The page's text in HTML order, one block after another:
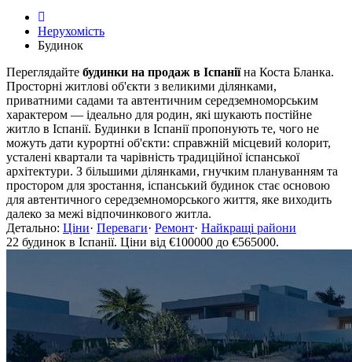
Нерухомість
Будинок
Переглядайте будинки на продаж в Іспаніїна Коста Бланка.
Просторні житлові об'єкти з великими ділянками,
приватними садами та автентичним середземноморським
характером — ідеально для родин, які шукають постійне
житло в Іспанії. Будинки в Іспанії пропонують те, чого не
можуть дати курортні об'єкти: справжній місцевий колорит,
усталені квартали та чарівність традиційної іспанської
архітектури. З більшими ділянками, гнучким плануванням та
простором для зростання, іспанський будинок стає основою
для автентичного середземноморського життя, яке виходить
далеко за межі відпочинкового житла.
Детально: Ціни· Переваги· Ремонт· Найкращі райони
22 будинок в Іспанії. Ціни від €100000 до €565000.